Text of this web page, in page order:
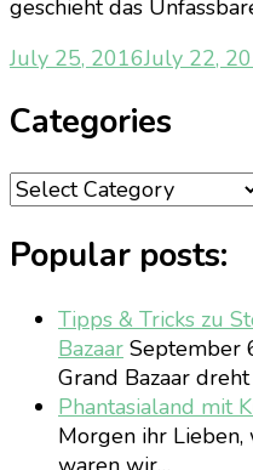
geschieht das
July 25, 2016July 22,
Categories
Categories
Popular posts:
Tipps & Tricks zu
Bazaar September
Grand Bazaar
Phantasialand mit
Morgen ihr